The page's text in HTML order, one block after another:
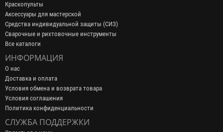
Краскопульты
Аксессуары для мастерской
Средства индивидуальной защиты (СИЗ)
Сварочные и рихтовочные инструменты
Все каталоги
ИНФОРМАЦИЯ
О нас
Доставка и оплата
Условия обмена и возврата товара
Условия соглашения
Политика конфиденциальности
СЛУЖБА ПОДДЕРЖКИ